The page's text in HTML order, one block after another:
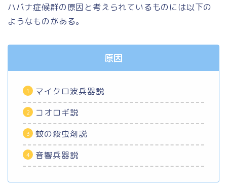
ハバナ症候群の原因と考えられているものには以下の
ようなものがある。
原因
マイクロ波兵器説
コオロギ説
蚊の殺虫剤説
音響兵器説